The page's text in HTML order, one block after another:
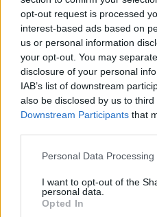
opt-out request is processed
interest-based ads based on
us or personal information
your opt-out. You may
disclosure of your personal
IAB’s list of downstream
also be disclosed by us to
Downstream Participants that
Please note that this website/
not limited to your visit or
grant or deny consent to
use your data for below
Personal Data
I want to opt-out of the
personal data.
Opted In
2 napja
„Jó látni, hogy közel az
pletykákról